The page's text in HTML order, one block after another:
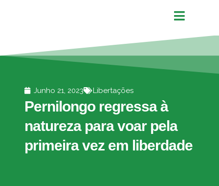
Junho 21, 2023 Libertações
Pernilongo regressa à
natureza para voar pela
primeira vez em liberdade